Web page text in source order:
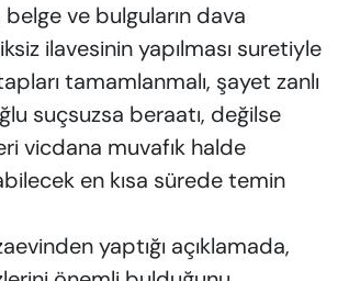
ve bulguların dava
ilavesinin yapılması suretiyle
tamamlanmalı, şayet zanlı
suçsuzsa beraatı, değilse
vicdana muvafık halde
en kısa sürede temin
yaptığı açıklamada,